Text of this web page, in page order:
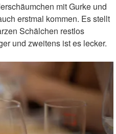
mit Gurke und
erstmal kommen. Es stellt
Schälchen restlos
und zweitens ist es lecker.